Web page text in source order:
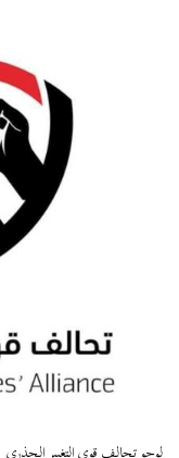
لوجو تحالف قوى التغيير الجذري